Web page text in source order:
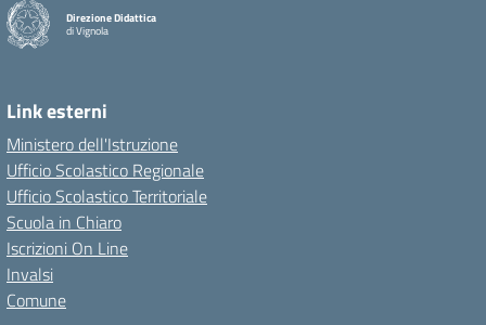
Direzione Didattica
di Vignola
Link esterni
Ministero dell'Istruzione
Ufficio Scolastico Regionale
Ufficio Scolastico Territoriale
Scuola in Chiaro
Iscrizioni On Line
Invalsi
Comune